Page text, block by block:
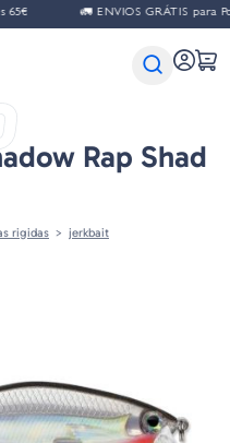
🚛 ENVIOS GRÁTIS para
Rap Shad
rigidas jerkbait